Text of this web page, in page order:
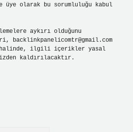
üye olarak bu sorumluluğu kabul
aykırı olduğunu
backlinkpanelicomtr@gmail.com
halinde, ilgili içerikler yasal
kaldırılacaktır.